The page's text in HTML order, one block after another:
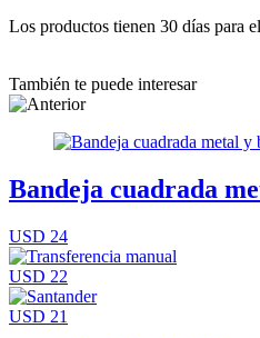
Los productos tienen 30 días para
También te puede interesar
Bandeja cuadrada
USD 24
USD 22
USD 21